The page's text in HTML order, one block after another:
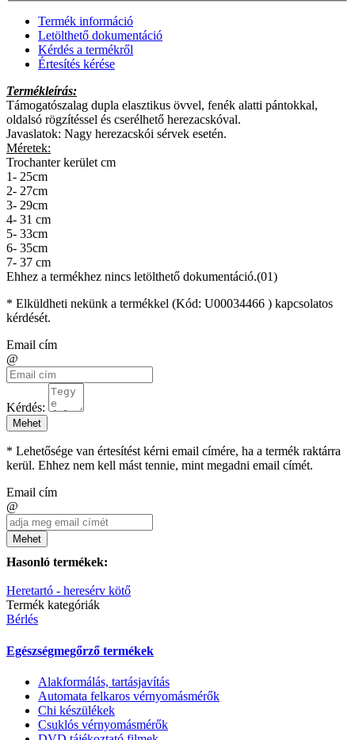
Termék információ
Letölthető dokumentáció
Kérdés a termékről
Értesítés kérése
Termékleírás:
Támogatószalag dupla elasztikus övvel, fenék alatti pántokkal,
oldalsó rögzítéssel és cserélhető herezacskóval.
Javaslatok: Nagy herezacskói sérvek esetén.
Méretek:
Trochanter kerület cm
1- 25cm
2- 27cm
3- 29cm
4- 31 cm
5- 33cm
6- 35cm
7- 37 cm
Ehhez a termékhez nincs letölthető dokumentáció.(01)
* Elküldheti nekünk a termékkel (Kód: U00034466 ) kapcsolatos
kérdését.
Email cím
@
Kérdés:
Mehet
* Lehetősége van értesítést kérni email címére, ha a termék raktárra
kerül. Ehhez nem kell mást tennie, mint megadni email címét.
Email cím
@
Mehet
Hasonló termékek:
Heretartó - heresérv kötő
Termék kategóriák
Bérlés
Egészségmegőrző termékek
Alakformálás, tartásjavítás
Automata felkaros vérnyomásmérők
Chi készülékek
Csuklós vérnyomásmérők